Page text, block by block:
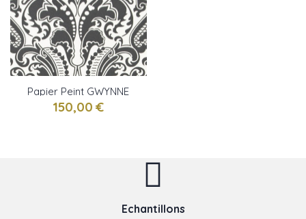
Papier Peint GWYNNE
DAMASK Charcoal
RALPH LAUREN
150,00 €
Echantillons